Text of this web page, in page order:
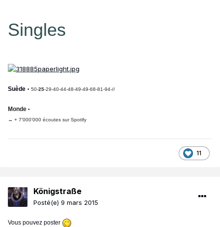
Singles
Suède • 50-25-29-40-44-48-49-49-68-81-94-//
Monde •
→ + 7'000'000 écoutes sur Spotify
11
Königstraße
Posté(e) 9 mars 2015
Vous pouvez poster